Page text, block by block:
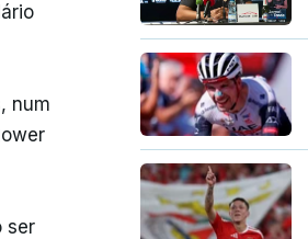
num
ser